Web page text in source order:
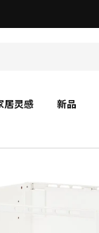
居灵感 新品